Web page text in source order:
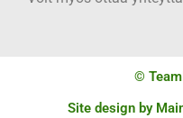
©
Site design by